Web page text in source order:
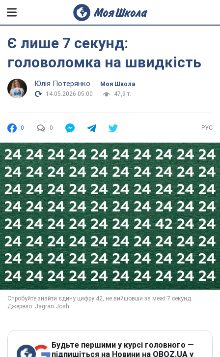
Є лише 7 секунд:
головоломка на швидкість
Юлія Потерянко
Моя Школа
14.05.2026 05:00
47,9 т.
0 0 РУС
Будьте першими у курсі головного —
підпишіться на Новини на OBOZ.UA у